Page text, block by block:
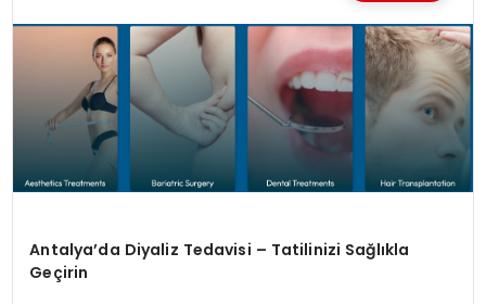
Antalya’da Diyaliz Tedavisi – Tatilinizi Sağlıkla
Geçirin